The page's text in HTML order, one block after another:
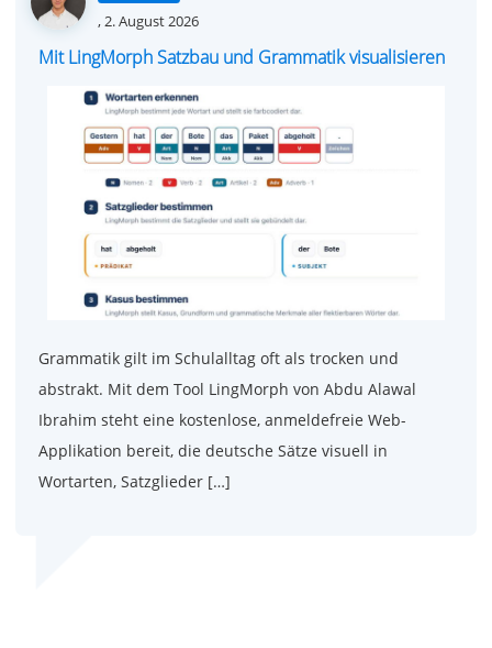
,Posted
on
2. August 2026
Mit LingMorph Satzbau und Grammatik visualisieren
Grammatik gilt im Schulalltag oft als trocken und
abstrakt. Mit dem Tool LingMorph von Abdu Alawal
Ibrahim steht eine kostenlose, anmeldefreie Web-
Applikation bereit, die deutsche Sätze visuell in
Wortarten, Satzglieder […]